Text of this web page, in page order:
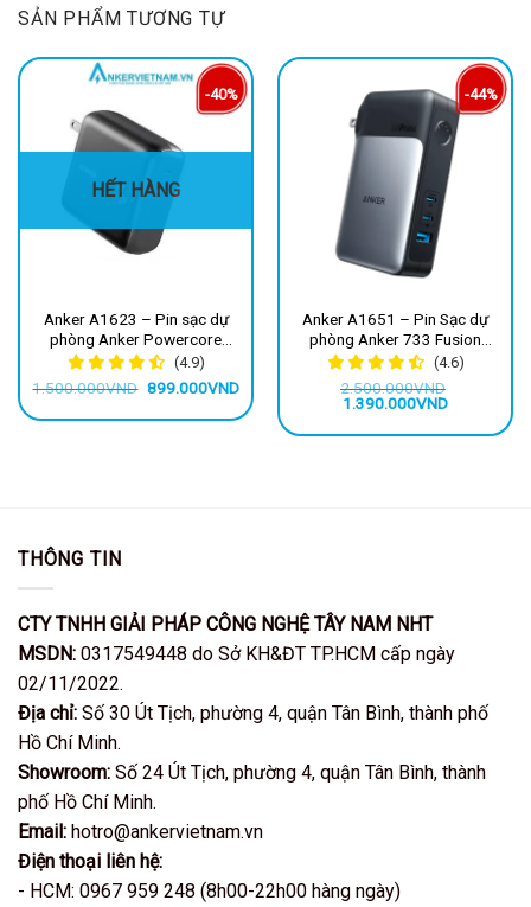
SẢN PHẨM TƯƠNG TỰ
-40%
HẾT HÀNG
Anker A1623 – Pin sạc dự
phòng Anker Powercore
Fusion kiêm củ sạc nhanh
10000mAh, Type C 20W PD
(4.9)
1.500.000VND Giá
là:
899.000VNDGiá
hiện
tại
-44%
Anker A1651 – Pin Sạc dự
phòng Anker 733 Fusion
dung lượng 10000mAh 65w,
GaNPrime PD/IQ4.0
(4.6)
2.500.000VND
Giá
là:
1.390.000VNDGiá
tại
THÔNG TIN
CTY TNHH GIẢI PHÁP CÔNG NGHỆ TÂY NAM NHT
MSDN: 0317549448 do Sở KH&ĐT TP.HCM cấp ngày
02/11/2022.
Địa chỉ: Số 30 Út Tịch, phường 4, quận Tân Bình, thành phố
Hồ Chí Minh.
Showroom: Số 24 Út Tịch, phường 4, quận Tân Bình, thành
phố Hồ Chí Minh.
Email: hotro@ankervietnam.vn
Điện thoại liên hệ:
- HCM: 0967 959 248 (8h00-22h00 hàng ngày)